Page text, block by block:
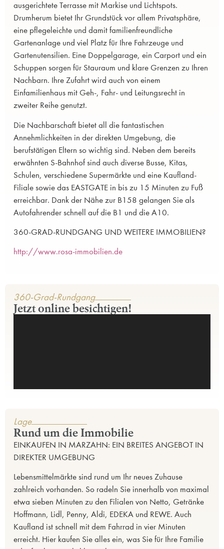
ausgerichtete Terrasse mit Markise und Lichtspots.
Drumherum bietet Ihr Grundstück vor allem Privatsphäre,
eine pflegeleichte und damit familienfreundliche
Gartenanlage und viel Platz für Ihre Fahrzeuge und
Gartenutensilien. Eine Doppelgarage, ein Carport und ein
Schuppen sorgen für Stauraum und klare Grenzen zu Ihren
Nachbarn. Ihre Zufahrt wird auch von einem
Einfamilienhaus mit Geh-, Fahr- und Leitungsrecht in
zweiter Reihe genutzt.
Die Nachbarschaft bietet all die fantastischen
Annehmlichkeiten in der direkten Umgebung, die
berufstätigen Eltern so wichtig sind. Neben dem bereits
erwähnten S-Bahnhof sind auch diverse Busse, Kitas,
Schulen, verschiedene Supermärkte und eine Kaufland-
Filiale sowie das EASTGATE in bis zu 15 Minuten zu Fuß
erreichbar. Dank der Nähe zur B158 gelangen Sie als
Autofahrender schnell auf die B1 und die A10.
360-GRAD-RUNDGANG UND WEITERE IMMOBILIEN?
http://www.rosa-immobilien.de
360-Grad-Rundgang
Jetzt online besichtigen!
Lage
Rund um die Immobilie
EINKAUFEN IN MARZAHN: EIN BREITES ANGEBOT IN
DIREKTER UMGEBUNG
Lebensmittelmärkte sind rund um Ihr neues Zuhause
zahlreich vorhanden. So radeln Sie innerhalb von maximal
etwa sieben Minuten zu den Filialen von Netto, Getränke
Hoffmann, Lidl, Penny, Aldi, EDEKA und REWE. Auch
Kaufland ist schnell mit dem Fahrrad in vier Minuten
erreicht. Hier kaufen Sie alles ein, was Sie für Ihre Familie